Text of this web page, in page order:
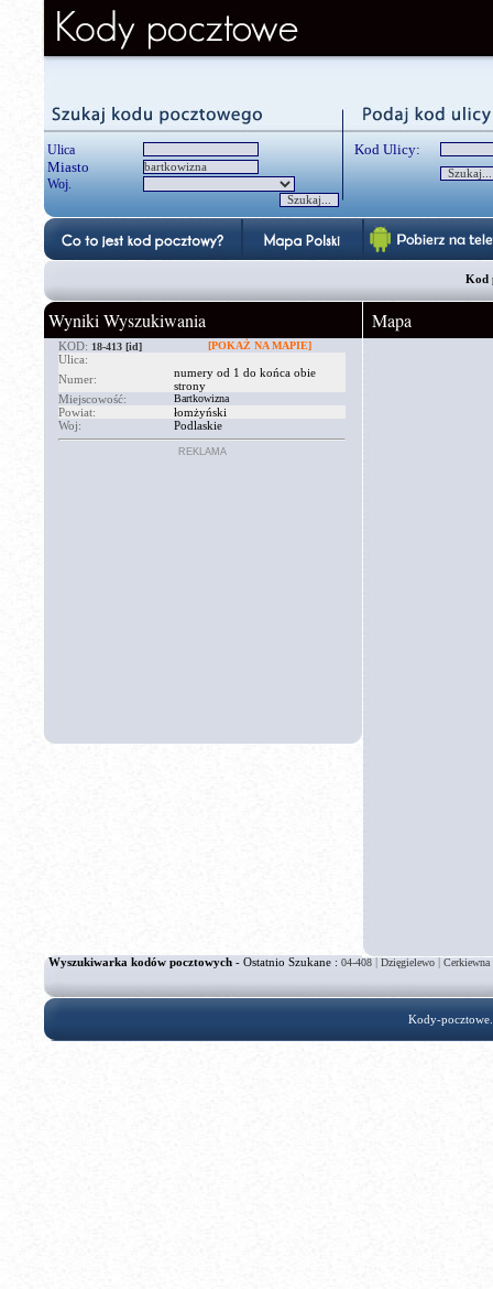
Ulica
Miasto
Woj.
Kod Ulicy:
Kod
Wyniki Wyszukiwania
KOD: 18-413 [id] [POKAŻ NA MAPIE]
Ulica:
Numer:
numery od 1 do końca obie
strony
Miejscowość:
Bartkowizna
Powiat:
łomżyński
Woj:
Podlaskie
REKLAMA
Mapa
Wyszukiwarka kodów pocztowych - Ostatnio Szukane : 04-408|Dzięgielewo|Cerkiewna
Kody-